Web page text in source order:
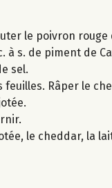
le poivron
s. de piment de
sel.
Râper le
le cheddar, la